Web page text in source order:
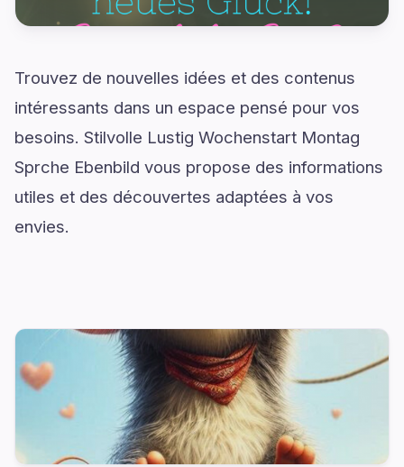
Trouvez de nouvelles idées et des contenus
intéressants dans un espace pensé pour vos
besoins. Stilvolle Lustig Wochenstart Montag
Sprche Ebenbild vous propose des informations
utiles et des découvertes adaptées à vos
envies.